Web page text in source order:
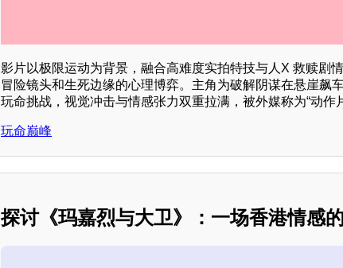
影片以极限运动为背景，融合高难度实拍特技与人X 救赎剧
冒险镜头和生死边缘的心理博弈。主角为破解阴谋在悬崖飙
玩命挑战，视觉冲击与情感张力双重拉满，被外媒称为“动作
玩命巅峰
探讨《玛嘉烈与大卫》：一场香港情感